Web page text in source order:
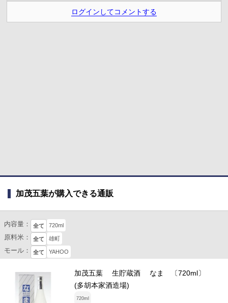
ログインしてコメントする
加茂五葉が購入できる通販
内容量： 全て 720ml
原料米： 全て 雄町
モール： 全て YAHOO
加茂五葉 生貯蔵酒 なま 〔720ml〕
(多胡本家酒造場)
720ml